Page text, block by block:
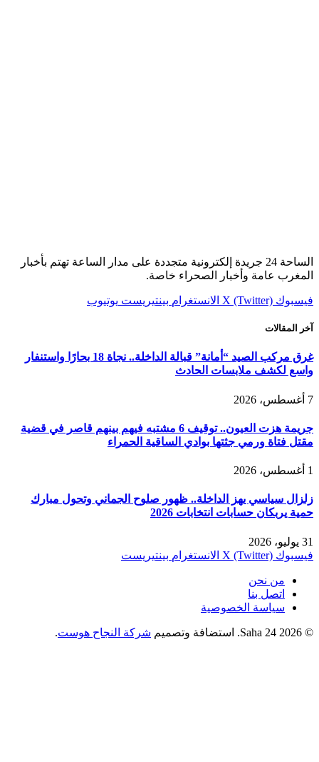
الساحة 24 جريدة إلكترونية متجددة على مدار الساعة تهتم بأخبار
المغرب عامة وأخبار الصحراء خاصة.
فيسبوك X (Twitter) الانستغرام بينتيريست يوتيوب
آخر المقالات
غرق مركب الصيد “أمانة” قبالة الداخلة.. نجاة 18 بحارًا واستنفار
واسع لكشف ملابسات الحادث
7 أغسطس، 2026
جريمة هزت العيون.. توقيف 6 مشتبه فيهم بينهم قاصر في قضية
مقتل فتاة ورمي جثتها بوادي الساقية الحمراء
1 أغسطس، 2026
زلزال سياسي يهز الداخلة.. ظهور صلوح الجماني وتحول مبارك
حمية يربكان حسابات انتخابات 2026
31 يوليو، 2026
فيسبوك X (Twitter) الانستغرام بينتيريست
من نحن
اتصل بنا
سياسة الخصوصية
© 2026 Saha 24. استضافة وتصميم شركة النجاح هوست.